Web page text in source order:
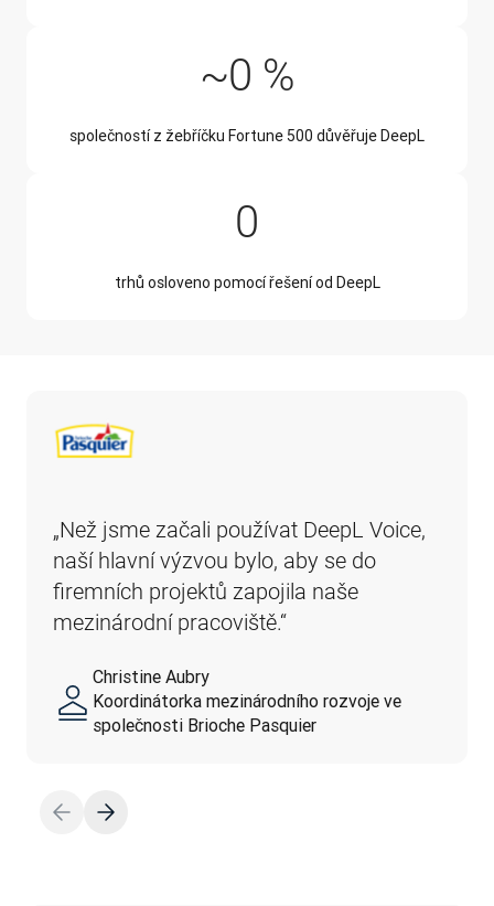
~0 %
společností z žebříčku Fortune 500 důvěřuje DeepL
0
trhů osloveno pomocí řešení od DeepL
„Než jsme začali používat DeepL Voice,
naší hlavní výzvou bylo, aby se do
firemních projektů zapojila naše
mezinárodní pracoviště.“
Christine Aubry
Koordinátorka mezinárodního rozvoje ve
společnosti Brioche Pasquier